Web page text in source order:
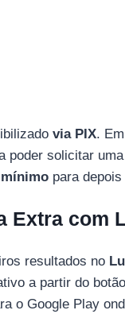
via PIX.
poder solicitar uma
para
Extra com
resultados no
a partir do
o Google Play